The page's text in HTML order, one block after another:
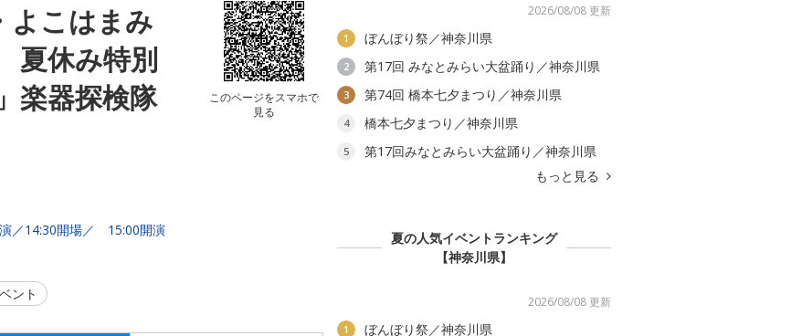
よこはまみ
夏休み特別
楽器探検隊
このページをスマホで
見る
／14:30開場／ 15:00開演
ント
2026/08/08 更新
1 ぼんぼり祭／神奈川県
2 第17回 みなとみらい大盆踊り／神奈川県
3 第74回 橋本七夕まつり／神奈川県
4 橋本七夕まつり／神奈川県
5
第17回みなとみらい大盆踊り／神奈川県
もっと見る
夏の人気イベントランキング
【神奈川県】
2026/08/08 更新
1 ぼんぼり祭／神奈川県